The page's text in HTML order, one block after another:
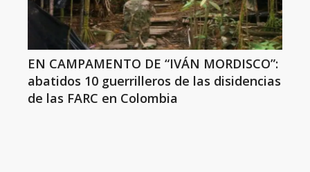
EN CAMPAMENTO DE “IVÁN MORDISCO”:
abatidos 10 guerrilleros de las disidencias
de las FARC en Colombia